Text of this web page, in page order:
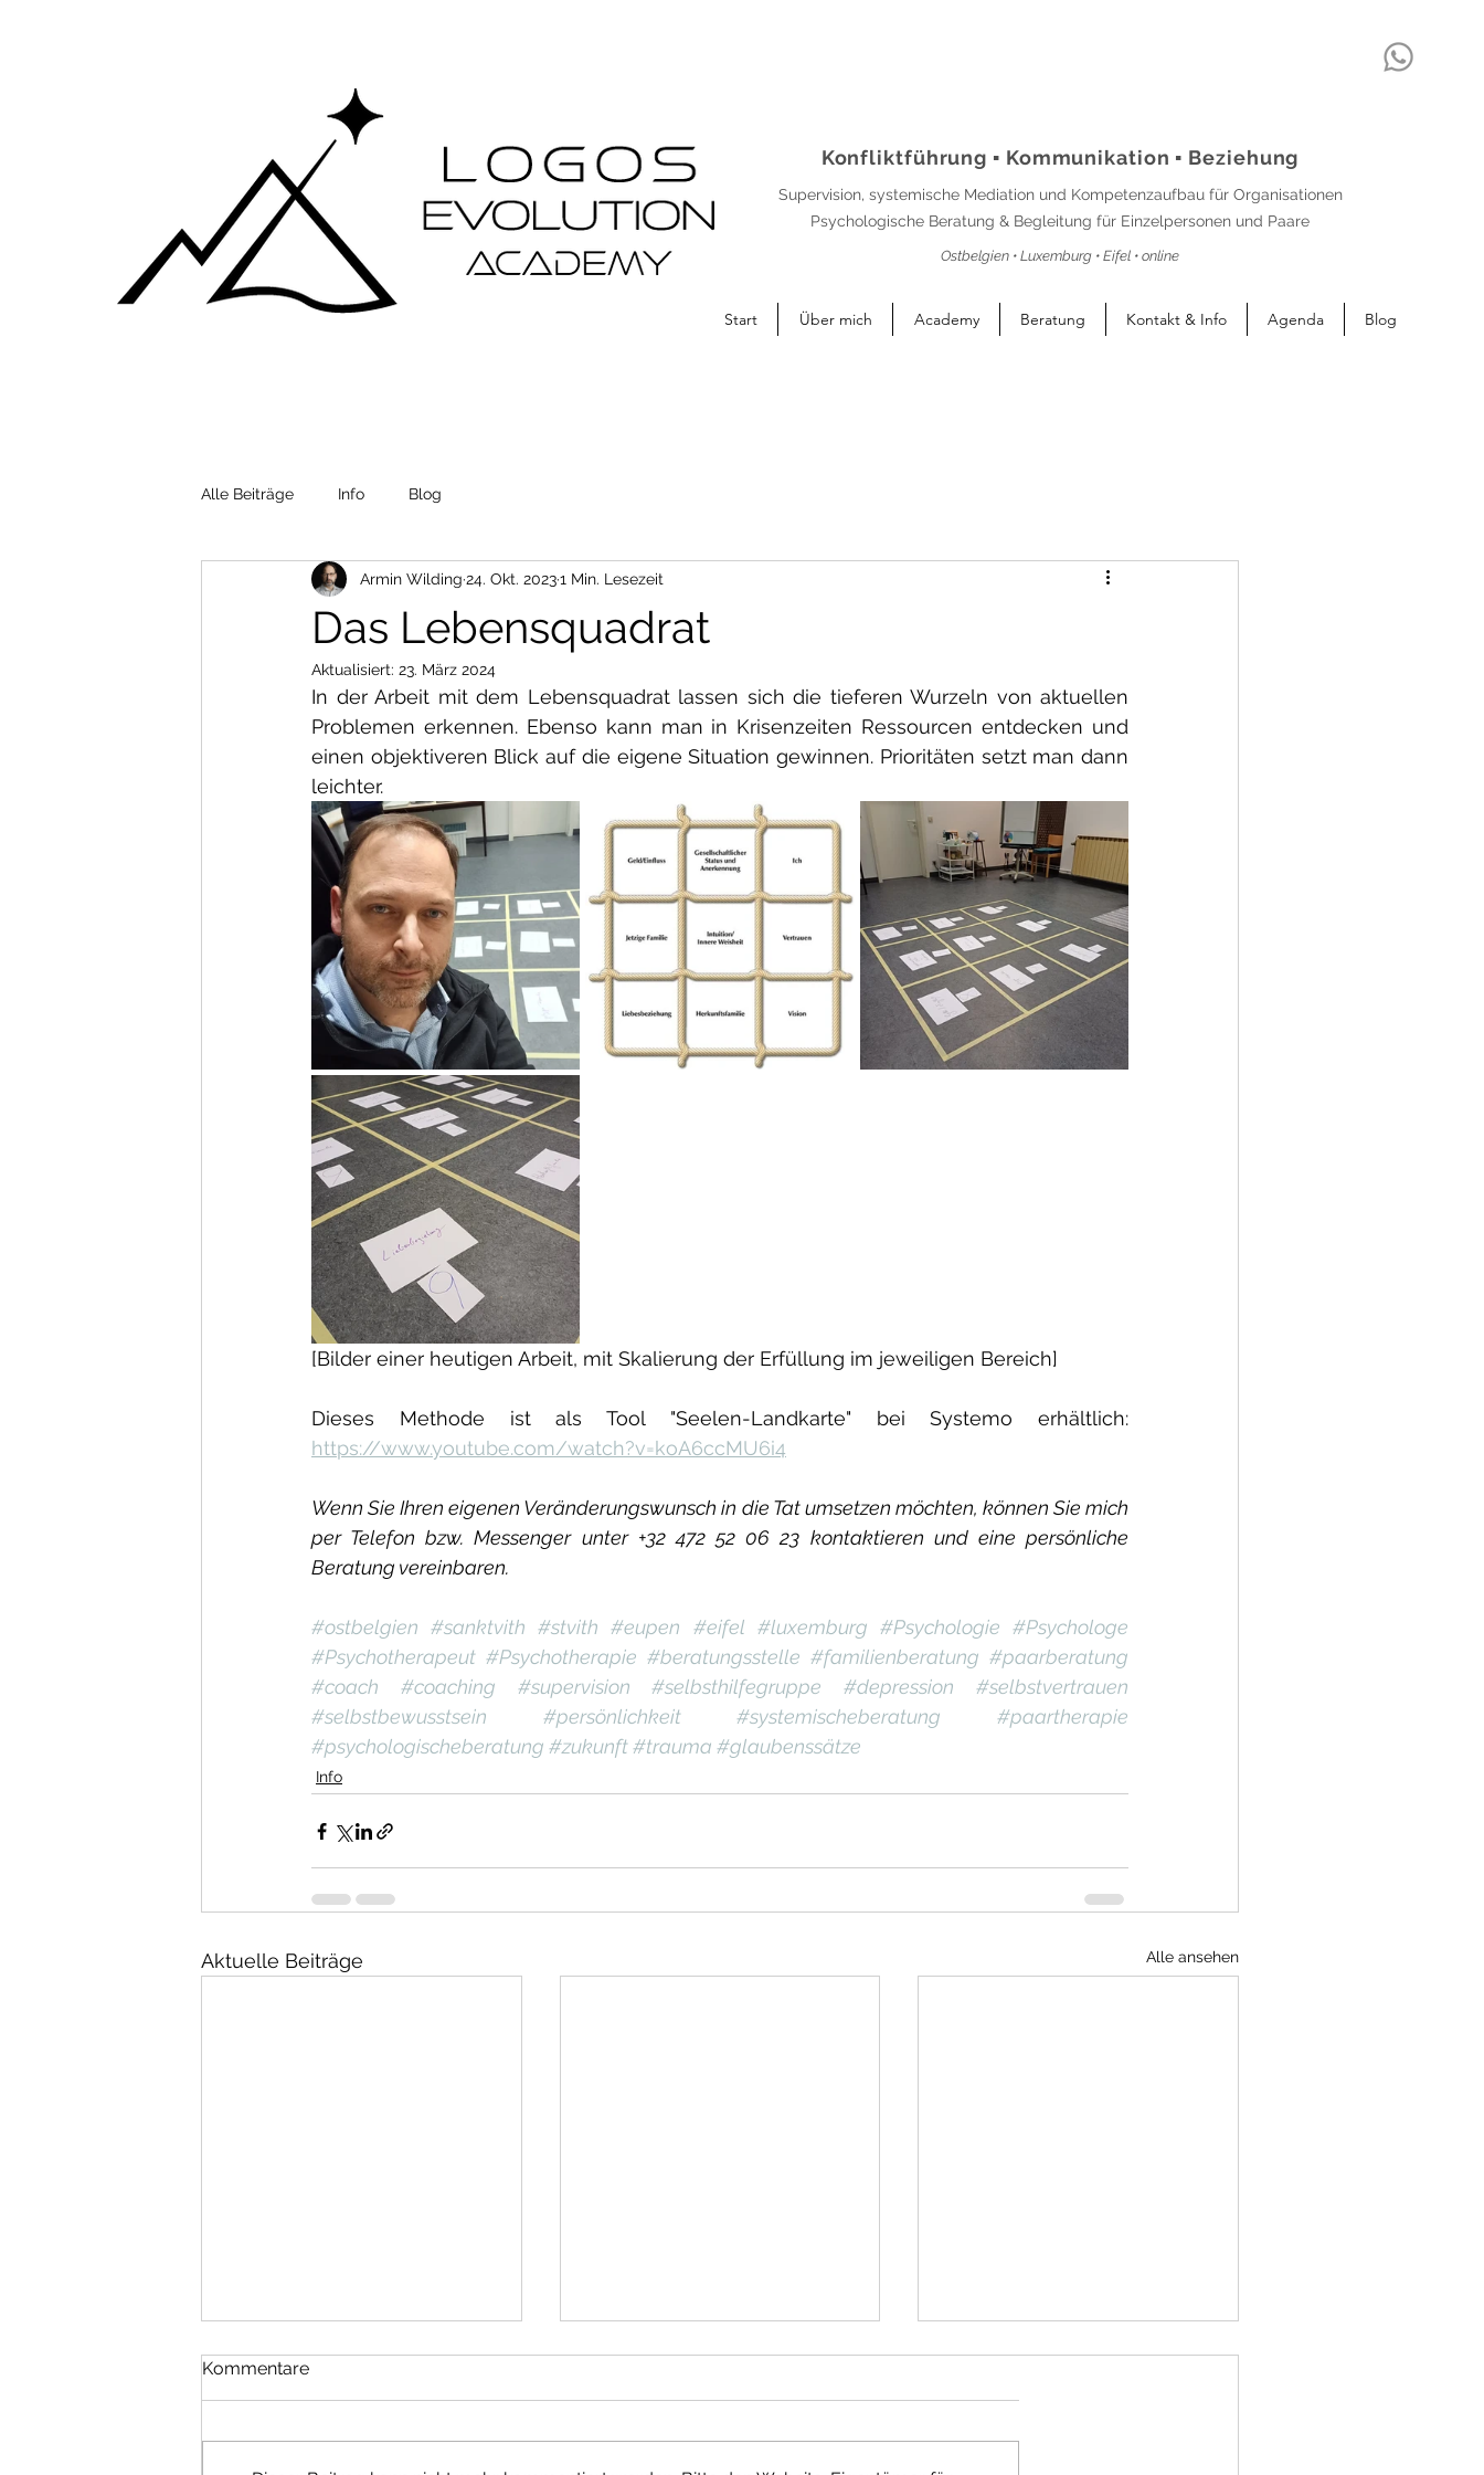
Konfliktführung ▪ Kommunikation ▪ Beziehung
Supervision, systemische Mediation und Kompetenzaufbau für Organisationen
Psychologische Beratung & Begleitung für Einzelpersonen und Paare
Ostbelgien • Luxemburg • Eifel • online
Start Über mich Academy Beratung Kontakt & Info Agenda Blog
Alle Beiträge Info Blog
Das Lebensquadrat
Armin Wilding 24. Okt. 20231 Min. Lesezeit
Aktualisiert: 23. März 2024
In der Arbeit mit dem Lebensquadrat lassen sich die tieferen Wurzeln von aktuellen
Problemen erkennen. Ebenso kann man in Krisenzeiten Ressourcen entdecken und
einen objektiveren Blick auf die eigene Situation gewinnen. Prioritäten setzt man dann
leichter.
[Bilder einer heutigen Arbeit, mit Skalierung der Erfüllung im jeweiligen Bereich]
https://www.youtube.com/watch?v=koA6ccMU6i4
Wenn Sie Ihren eigenen Veränderungswunsch in die Tat umsetzen möchten, können Sie mich
per Telefon bzw. Messenger unter +32 472 52 06 23 kontaktieren und eine persönliche
Beratung vereinbaren.
#ostbelgien #sanktvith #stvith #eupen #eifel #luxemburg #Psychologie #Psychologe
#Psychotherapeut #Psychotherapie #beratungsstelle #familienberatung #paarberatung
#coach
#coaching #supervision #selbsthilfegruppe #depression
#selbstvertrauen
#selbstbewusstsein
#persönlichkeit #systemischeberatung
#paartherapie
#psychologischeberatung #zukunft#trauma #glaubenssätze
Info
Aktuelle Beiträge Alle ansehen
Kommentare